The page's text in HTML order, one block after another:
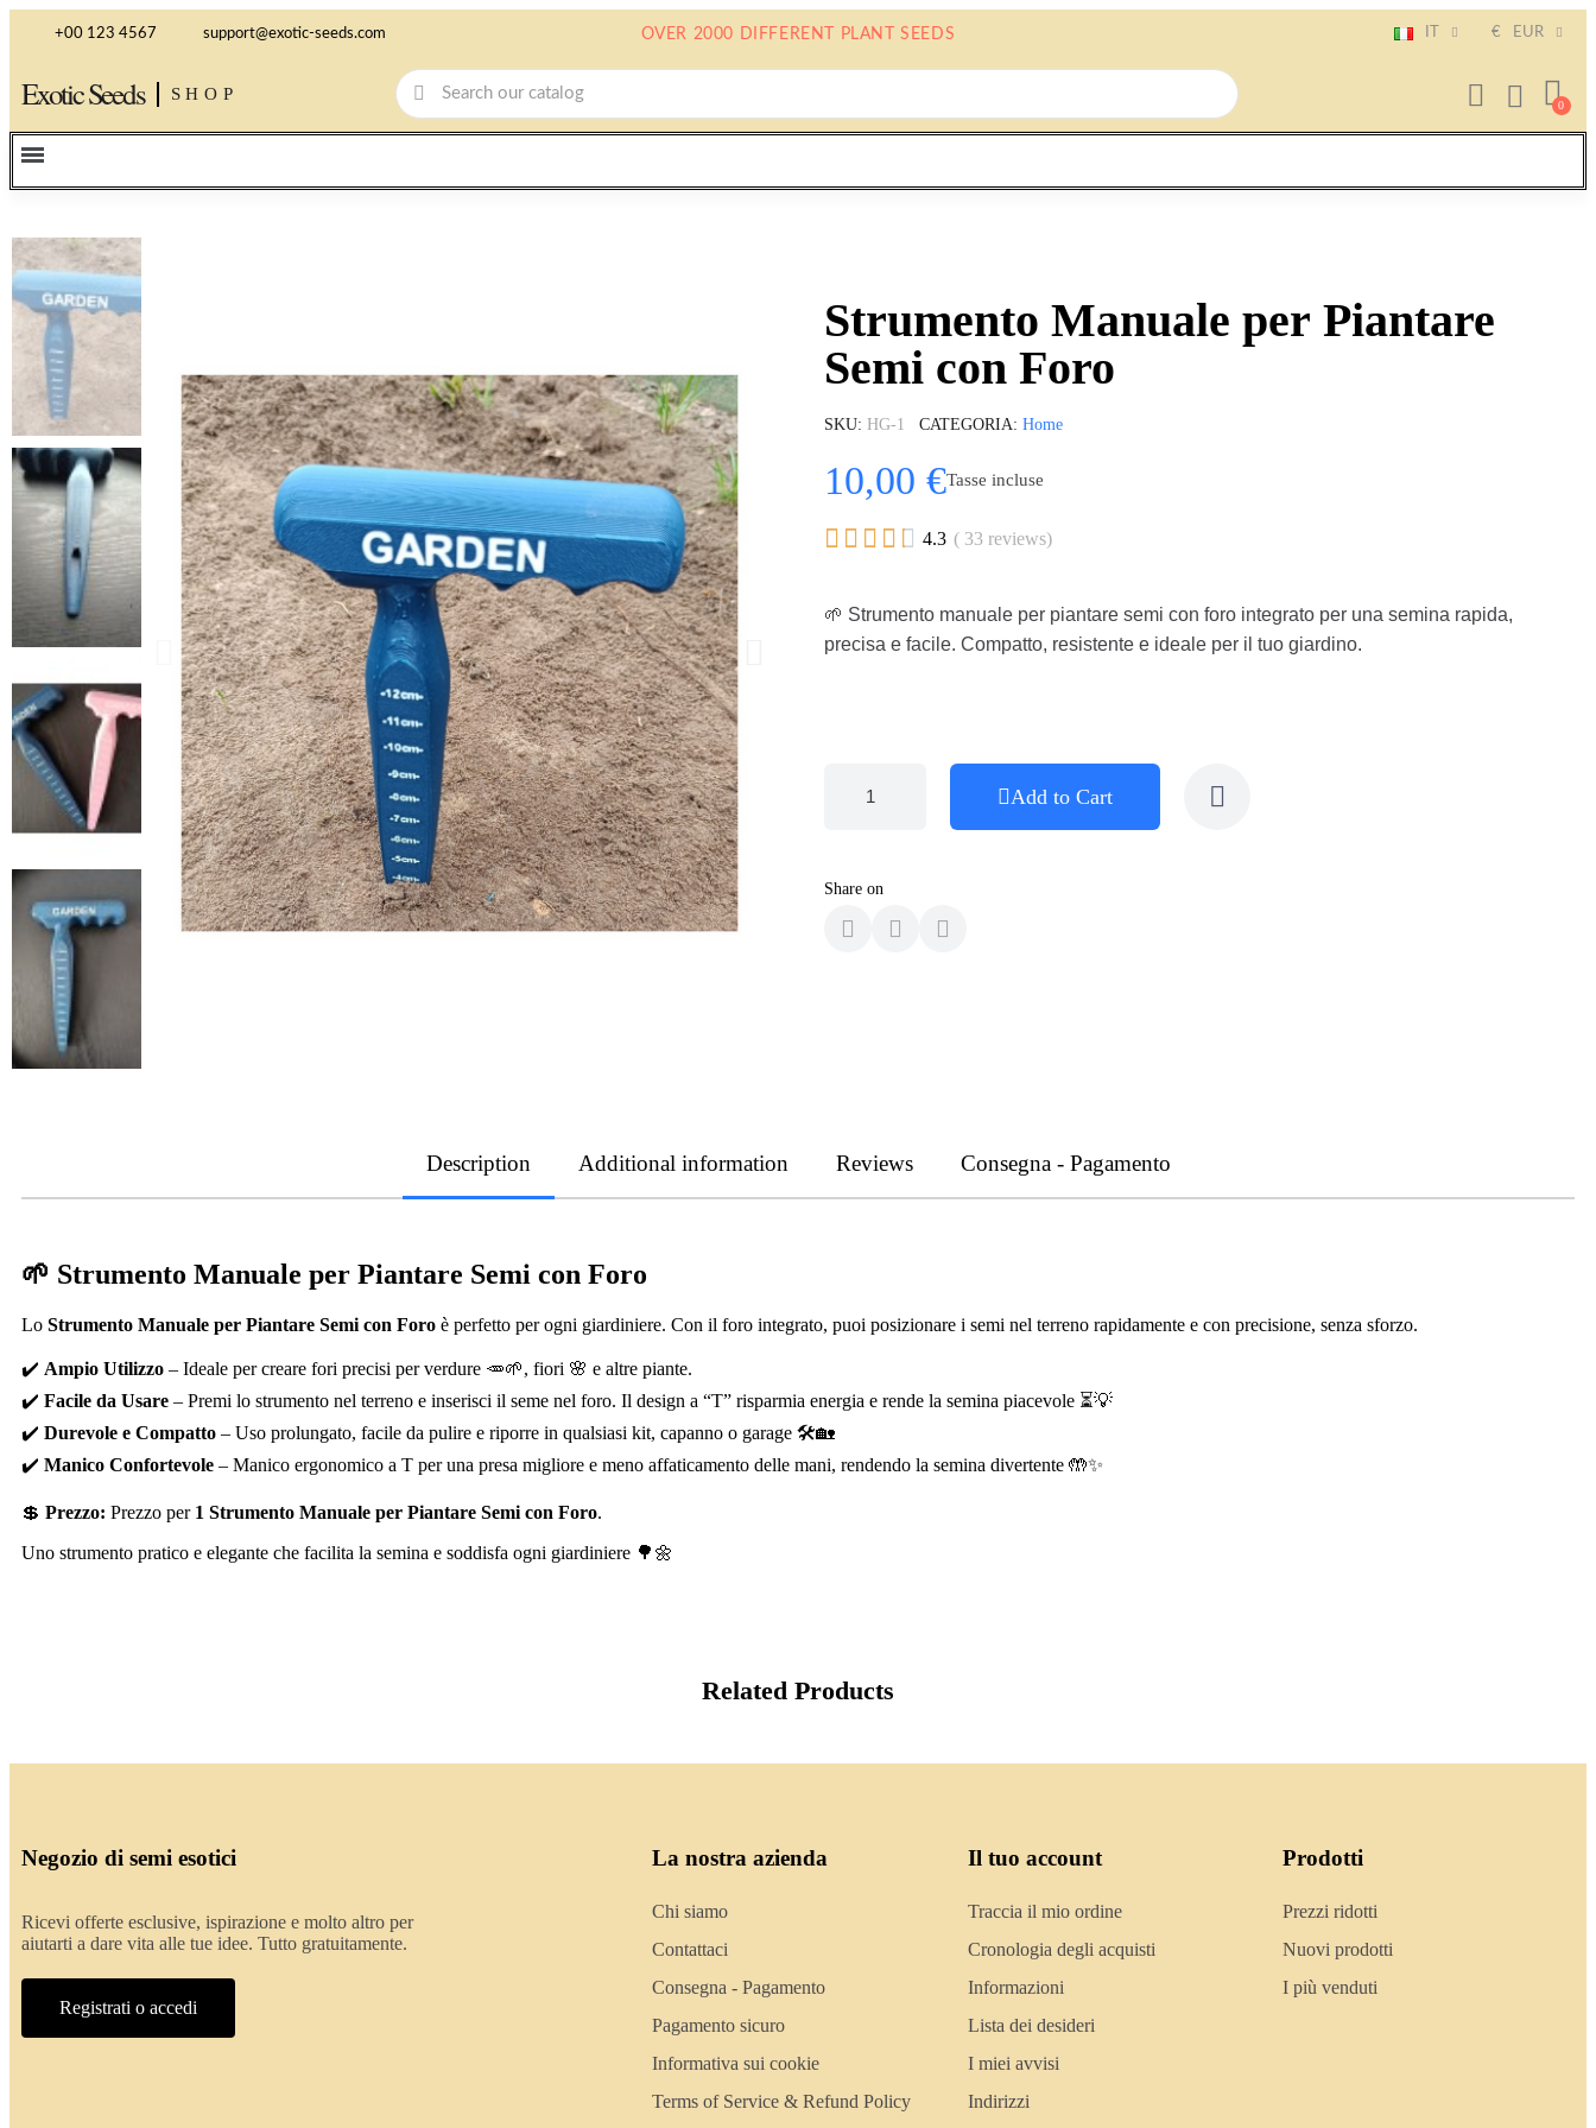
+00 123 4567 support@exotic-seeds.com OVER 2000 DIFFERENT PLANT SEEDS € EUR
Exotic Seeds SHOP
Strumento Manuale per Piantare
Semi con Foro
SKU HG-1 CATEGORIA Home
10,00 €Tasse incluse
     4.3 ( 33 reviews)
🌱 Strumento manuale per piantare semi con foro integrato per una semina rapida,
precisa e facile. Compatto, resistente e ideale per il tuo giardino.
Add to Cart
Share on
Description Additional information Reviews Consegna - Pagamento
🌱 Strumento Manuale per Piantare Semi con Foro
Lo Strumento Manuale per Piantare Semi con Foro è perfetto per ogni giardiniere. Con il foro integrato, puoi posizionare i semi nel terreno rapidamente e con precisione, senza sforzo.
✔️ Ampio Utilizzo – Ideale per creare fori precisi per verdure 🥕🌱, fiori 🌸 e altre piante.
✔️ Facile da Usare – Premi lo strumento nel terreno e inserisci il seme nel foro. Il design a “T” risparmia energia e rende la semina piacevole ⏳💡
✔️ Durevole e Compatto – Uso prolungato, facile da pulire e riporre in qualsiasi kit, capanno o garage 🛠️🏡
✔️ Manico Confortevole – Manico ergonomico a T per una presa migliore e meno affaticamento delle mani, rendendo la semina divertente 🤲✨
💲 Prezzo: Prezzo per 1 Strumento Manuale per Piantare Semi con Foro.
Uno strumento pratico e elegante che facilita la semina e soddisfa ogni giardiniere 🌳🌼
Related Products
Negozio di semi esotici
Ricevi offerte esclusive, ispirazione e molto altro per
aiutarti a dare vita alle tue idee. Tutto gratuitamente.
Registrati o accedi
La nostra azienda
Chi siamo
Contattaci
Consegna - Pagamento
Pagamento sicuro
Informativa sui cookie
Terms of Service & Refund Policy
Il tuo account
Traccia il mio ordine
Cronologia degli acquisti
Informazioni
Lista dei desideri
I miei avvisi
Indirizzi
Prodotti
Prezzi ridotti
Nuovi prodotti
I più venduti